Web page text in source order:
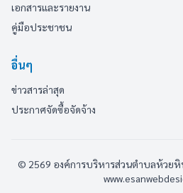
เอกสารและรายงาน
คู่มือประชาชน
อื่นๆ
ข่าวสารล่าสุด
ประกาศจัดซื้อจัดจ้าง
© 2569 องค์การบริหารส่วนตำบลห้วยหิ